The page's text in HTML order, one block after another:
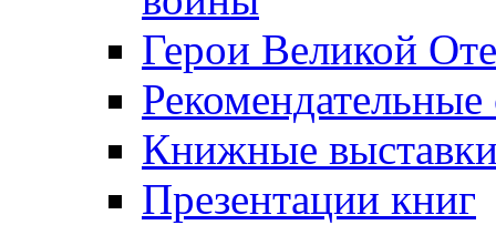
Герои Великой
Рекомендательные
Книжные
Презентации книг